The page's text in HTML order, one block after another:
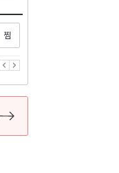
이전다음